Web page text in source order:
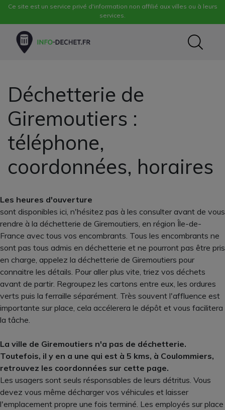
Ce site est un service privé d'information non affilié aux villes ou à leurs
services.
Déchetterie de
Giremoutiers :
téléphone,
coordonnées, horaires
Les heures d'ouverture
sont disponibles ici, n'hésitez pas à les consulter avant de vous
rendre à la déchetterie de Giremoutiers, en région Île-de-
France avec tous vos encombrants. Tous les encombrants ne
sont pas tous admis en déchetterie et ne pourront pas être pris
en charge, appelez la déchetterie de Giremoutiers pour
connaitre les détails. Pour aller plus vite, triez vos déchets
avant de partir. Regroupez les cartons entre eux, les ordures
verts puis la ferraille séparément. Très souvent l'affluence est
importante sur place, cela accélerera le dépôt et vous facilitera
la tâche.
La ville de Giremoutiers n'a pas de déchetterie.
Toutefois, il y en a une qui est à 5 kms, à Coulommiers,
retrouvez les coordonnées sur cette page.
Les usagers sont seuls résponsables de leurs détritus. Vous
devez vous même décharger vos véhicules et laisser
l'emplacement propre une fois terminé. Les employés sur place